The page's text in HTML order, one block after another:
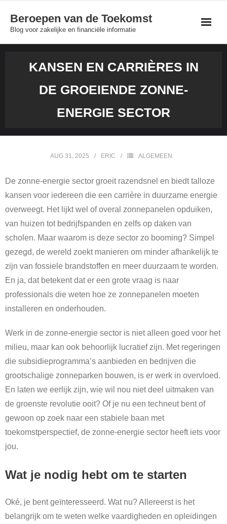
content
Beroepen van de Toekomst
Blog voor zakelijke en financiële informatie
KANSEN EN CARRIÈRES IN
DE GROEIENDE ZONNE-
ENERGIE SECTOR
AUG 31, 2025 ERIC ALGEMEEN
De zonne-energie sector groeit razendsnel en biedt talloze
kansen voor iedereen die een carrière in duurzame energie
overweegt. Het lijkt wel of overal zonnepanelen opduiken,
van huizen tot bedrijfspanden en zelfs op daken van
scholen. Maar waarom is deze sector zo booming? Simpel
gezegd, de wereld zoekt manieren om minder afhankelijk te
zijn van fossiele brandstoffen en meer duurzaam te worden.
En ja, dat betekent dat er een grote vraag is naar
professionals die weten hoe ze zonnepanelen moeten
installeren en onderhouden.
Werk in de zonne-energie sector is niet alleen goed voor het
milieu, maar kan ook behoorlijk lucratief zijn. Met regeringen
die subsidieprogramma’s aanbieden en bedrijven die
grootschalige zonneparken bouwen, is er werk in overvloed.
En laten we eerlijk zijn, wie wil nou niet deel uitmaken van
de groenste revolutie ooit? Of je nu een techneut bent of
gewoon op zoek naar een stabiele baan met
toekomstperspectief, de zonne-energie sector heeft iets voor
jou.
Wat je nodig hebt om te starten
Oké, je bent geïnteresseerd. Wat nu? Allereerst is het
belangrijk om te weten welke vaardigheden en opleidingen